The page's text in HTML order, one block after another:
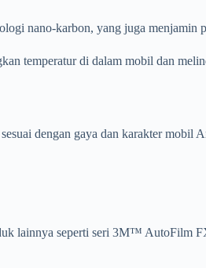
nano-karbon, yang juga menjamin
temperatur di dalam mobil dan
dengan gaya dan karakter mobil
lainnya seperti seri 3M™ AutoFilm